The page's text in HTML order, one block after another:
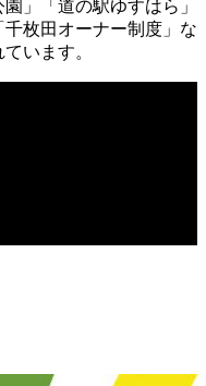
」「道の駅ゆすはら」
千枚田オーナー制度」な
います。